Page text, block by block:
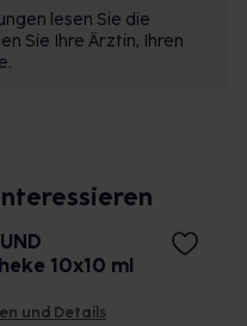
lesen Sie die
Sie Ihre Ärztin, Ihren
10x10 ml
und Details